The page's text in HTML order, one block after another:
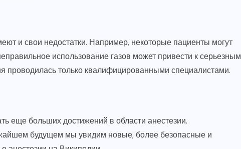
и свои недостатки. Например, некоторые пациенты могут
использование газов может привести к серьезным
проводилась только квалифицированными специалистами.
еще больших достижений в области анестезии.
будущем мы увидим новые, более безопасные и